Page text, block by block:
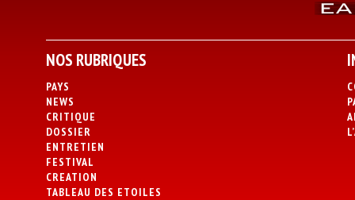
NOS RUBRIQUES
PAYS
NEWS
CRITIQUE
DOSSIER
ENTRETIEN
FESTIVAL
CREATION
TABLEAU DES ETOILES